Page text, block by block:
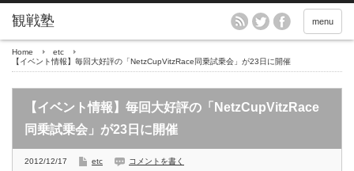
menu
Home
etc
【イベント情報】毎回大好評の「NetzCupVitzRace同乗試乗会」が23日に開催
【イベント情報】毎回大好評の「NetzCupVitzRace
同乗試乗会」が23日に開催
2012/12/17 etc コメントを書く